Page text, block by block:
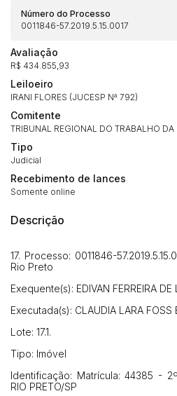
Número do Processo
0011846-57.2019.5.15.0017
Avaliação
R$ 434.855,93
Leiloeiro
IRANI FLORES (JUCESP Nª 792)
Comitente
TRIBUNAL REGIONAL DO TRABALHO DA
Tipo
Judicial
Recebimento de lances
Somente online
Descrição
17. Processo: 0011846-
Rio Preto
Exequente(s): EDIVAN FERREIRA DE
Executada(s): CLAUDIA LARA FOSS
Lote: 17.1.
Tipo: Imóvel
Identificação: Matrícula: 44385 -
RIO PRETO/SP